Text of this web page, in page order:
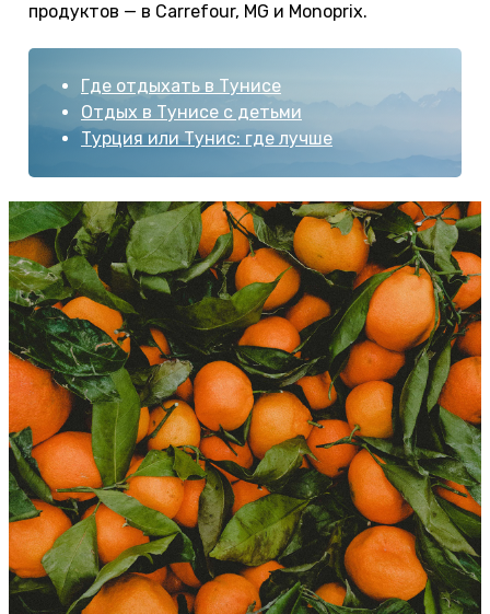
продуктов — в Carrefour, MG и Monoprix.
Где отдыхать в Тунисе
Отдых в Тунисе с детьми
Турция или Тунис: где лучше